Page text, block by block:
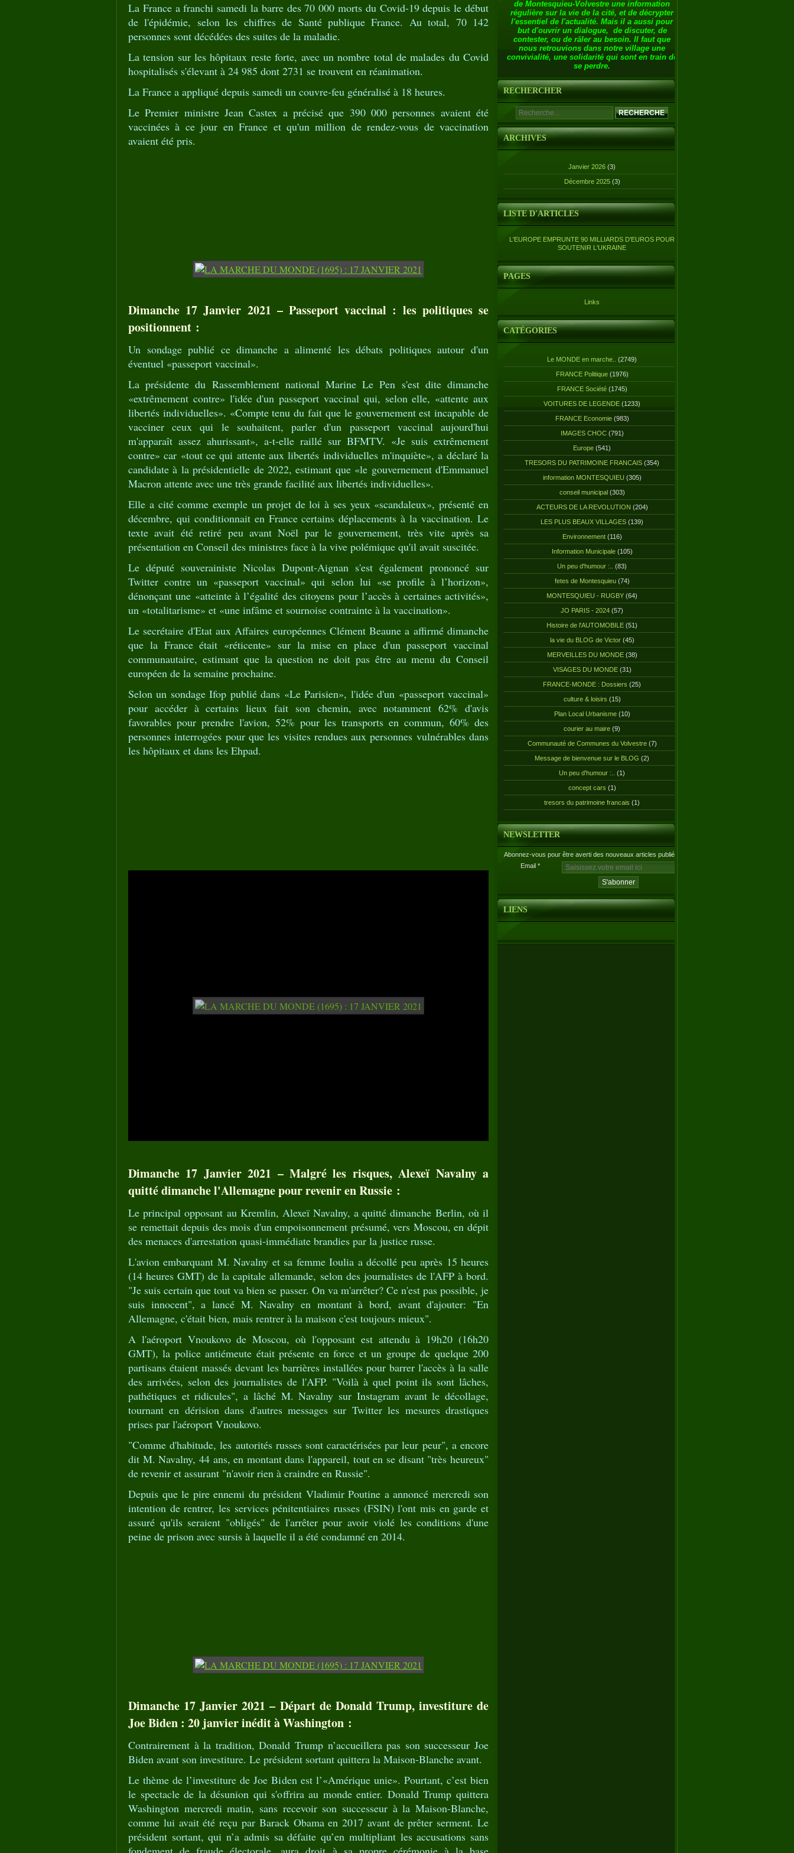
La France a franchi samedi la barre des 70 000 morts du Covid-19 depuis le début
de l'épidémie, selon les chiffres de Santé publique France. Au total, 70 142
personnes sont décédées des suites de la maladie.
La tension sur les hôpitaux reste forte, avec un nombre total de malades du Covid
hospitalisés s'élevant à 24 985 dont 2731 se trouvent en réanimation.
La France a appliqué depuis samedi un couvre-feu généralisé à 18 heures.
Le Premier ministre Jean Castex a précisé que 390 000 personnes avaient été
vaccinées à ce jour en France et qu'un million de rendez-vous de vaccination
avaient été pris.
Dimanche 17 Janvier 2021 – Passeport vaccinal : les politiques se
positionnent :
Un sondage publié ce dimanche a alimenté les débats politiques autour d'un
éventuel «passeport vaccinal».
La présidente du Rassemblement national Marine Le Pen s'est dite dimanche
«extrêmement contre» l'idée d'un passeport vaccinal qui, selon elle, «attente aux
libertés individuelles». «Compte tenu du fait que le gouvernement est incapable de
vacciner ceux qui le souhaitent, parler d'un passeport vaccinal aujourd'hui
m'apparaît assez ahurissant», a-t-elle raillé sur BFMTV. «Je suis extrêmement
contre» car «tout ce qui attente aux libertés individuelles m'inquiète», a déclaré la
candidate à la présidentielle de 2022, estimant que «le gouvernement d'Emmanuel
Macron attente avec une très grande facilité aux libertés individuelles».
Elle a cité comme exemple un projet de loi à ses yeux «scandaleux», présenté en
décembre, qui conditionnait en France certains déplacements à la vaccination. Le
texte avait été retiré peu avant Noël par le gouvernement, très vite après sa
présentation en Conseil des ministres face à la vive polémique qu'il avait suscitée.
Le député souverainiste Nicolas Dupont-Aignan s'est également prononcé sur
Twitter contre un «passeport vaccinal» qui selon lui «se profile à l’horizon»,
dénonçant une «atteinte à l’égalité des citoyens pour l’accès à certaines activités»,
un «totalitarisme» et «une infâme et sournoise contrainte à la vaccination».
Le secrétaire d'Etat aux Affaires européennes Clément Beaune a affirmé dimanche
que la France était «réticente» sur la mise en place d'un passeport vaccinal
communautaire, estimant que la question ne doit pas être au menu du Conseil
européen de la semaine prochaine.
Selon un sondage Ifop publié dans «Le Parisien», l'idée d'un «passeport vaccinal»
pour accéder à certains lieux fait son chemin, avec notamment 62% d'avis
favorables pour prendre l'avion, 52% pour les transports en commun, 60% des
personnes interrogées pour que les visites rendues aux personnes vulnérables dans
les hôpitaux et dans les Ehpad.
Dimanche 17 Janvier 2021 – Malgré les risques, Alexeï Navalny a
quitté dimanche l'Allemagne pour revenir en Russie :
Le principal opposant au Kremlin, Alexeï Navalny, a quitté dimanche Berlin, où il
se remettait depuis des mois d'un empoisonnement présumé, vers Moscou, en dépit
des menaces d'arrestation quasi-immédiate brandies par la justice russe.
L'avion embarquant M. Navalny et sa femme Ioulia a décollé peu après 15 heures
(14 heures GMT) de la capitale allemande, selon des journalistes de l'AFP à bord.
"Je suis certain que tout va bien se passer. On va m'arrêter? Ce n'est pas possible, je
suis innocent", a lancé M. Navalny en montant à bord, avant d'ajouter: "En
Allemagne, c'était bien, mais rentrer à la maison c'est toujours mieux".
A l'aéroport Vnoukovo de Moscou, où l'opposant est attendu à 19h20 (16h20
GMT), la police antiémeute était présente en force et un groupe de quelque 200
partisans étaient massés devant les barrières installées pour barrer l'accès à la salle
des arrivées, selon des journalistes de l'AFP. "Voilà à quel point ils sont lâches,
pathétiques et ridicules", a lâché M. Navalny sur Instagram avant le décollage,
tournant en dérision dans d'autres messages sur Twitter les mesures drastiques
prises par l'aéroport Vnoukovo.
"Comme d'habitude, les autorités russes sont caractérisées par leur peur", a encore
dit M. Navalny, 44 ans, en montant dans l'appareil, tout en se disant "très heureux"
de revenir et assurant "n'avoir rien à craindre en Russie".
Depuis que le pire ennemi du président Vladimir Poutine a annoncé mercredi son
intention de rentrer, les services pénitentiaires russes (FSIN) l'ont mis en garde et
assuré qu'ils seraient "obligés" de l'arrêter pour avoir violé les conditions d'une
peine de prison avec sursis à laquelle il a été condamné en 2014.
Dimanche 17 Janvier 2021 – Départ de Donald Trump, investiture de
Joe Biden : 20 janvier inédit à Washington :
Contrairement à la tradition, Donald Trump n’accueillera pas son successeur Joe
Biden avant son investiture. Le président sortant quittera la Maison-Blanche avant.
Le thème de l’investiture de Joe Biden est l’«Amérique unie». Pourtant, c’est bien
le spectacle de la désunion qui s'offrira au monde entier. Donald Trump quittera
Washington mercredi matin, sans recevoir son successeur à la Maison-Blanche,
comme lui avait été reçu par Barack Obama en 2017 avant de prêter serment. Le
président sortant, qui n’a admis sa défaite qu’en multipliant les accusations sans
de Montesquieu-Volvestre une information
régulière sur la vie de la cité, et de décrypter
l'essentiel de l'actualité. Mais il a aussi pour
but d'ouvrir un dialogue, de discuter, de
contester, ou de râler au besoin. Il faut que
nous retrouvions dans notre village une
convivialité, une solidarité qui sont en train de
se perdre.
RECHERCHER
ARCHIVES
Janvier 2026 (3)
Décembre 2025 (3)
LISTE D'ARTICLES
L'EUROPE EMPRUNTE 90 MILLIARDS D'EUROS POUR
SOUTENIR L'UKRAINE
PAGES
Links
CATÉGORIES
Le MONDE en marche.. (2749)
FRANCE Politique(1976)
FRANCE Société(1745)
VOITURES DE LEGENDE (1233)
FRANCE Economie(983)
IMAGES CHOC(791)
Europe (541)
TRESORS DU PATRIMOINE FRANCAIS (354)
information MONTESQUIEU (305)
conseil municipal(303)
ACTEURS DE LA REVOLUTION (204)
LES PLUS BEAUX VILLAGES (139)
Environnement(116)
Information Municipale(105)
Un peu d'humour :.. (83)
fetes de Montesquieu(74)
MONTESQUIEU - RUGBY (64)
JO PARIS - 2024 (57)
Histoire de l'AUTOMOBILE (51)
la vie du BLOG de Victor(45)
MERVEILLES DU MONDE(38)
VISAGES DU MONDE(31)
FRANCE-MONDE : Dossiers (25)
culture & loisirs (15)
Plan Local Urbanisme(10)
courier au maire (9)
Communauté de Communes du Volvestre(7)
Message de bienvenue sur le BLOG (2)
Un peu d'humour :.. (1)
concept cars (1)
tresors du patrimoine francais (1)
NEWSLETTER
Abonnez-vous pour être averti des nouveaux articles publiés.
Email
LIENS